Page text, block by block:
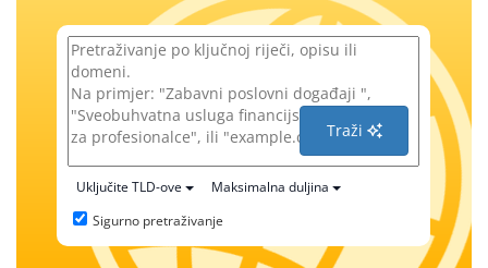
Traži
Uključite TLD-ove
Maksimalna duljina
Sigurno pretraživanje